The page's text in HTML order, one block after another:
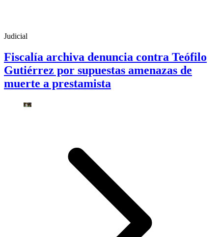
Judicial
Fiscalía archiva denuncia contra Teófilo
Gutiérrez por supuestas amenazas de
muerte a prestamista